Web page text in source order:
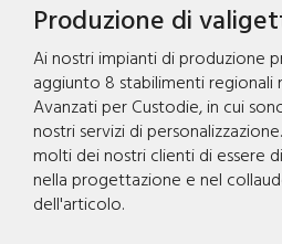
Produzione di
Ai nostri impianti di produzione
aggiunto 8 stabilimenti
Avanzati per Custodie, in cui
nostri servizi di
molti dei nostri clienti di essere
nella progettazione e nel
dell'articolo.